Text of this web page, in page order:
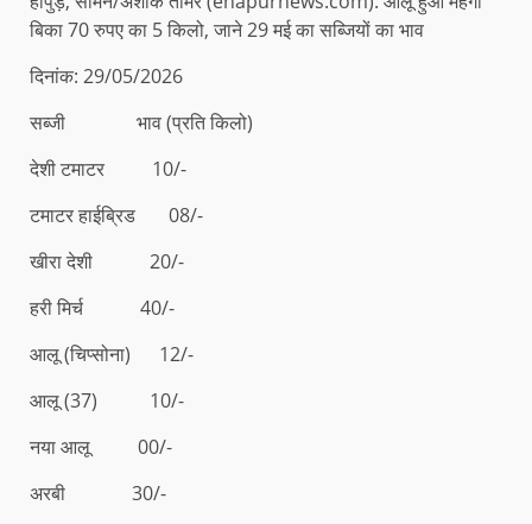
बिका 70 रुपए का 5 किलो, जाने 29 मई का सब्जियों का भाव
दिनांक: 29/05/2026
सब्जी भाव (प्रति किलो)
देशी टमाटर 10/-
टमाटर हाईब्रिड 08/-
खीरा देशी 20/-
हरी मिर्च 40/-
आलू (चिप्सोना) 12/-
आलू (37) 10/-
नया आलू 00/-
अरबी 30/-